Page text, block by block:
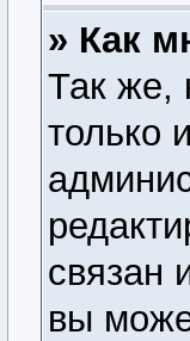
» Как
Так же,
только
связан
вы